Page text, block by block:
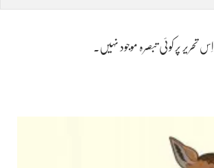
اِس تحریر پر کوئی تبصرہ موجود نہیں۔